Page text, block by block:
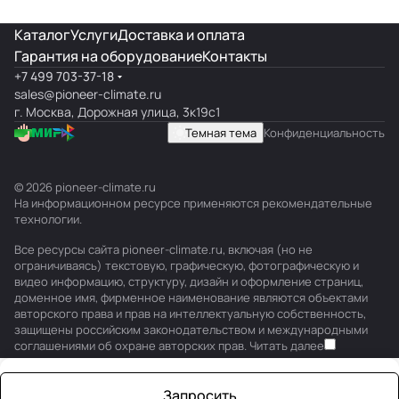
КаталогУслугиДоставка и оплата
Гарантия на оборудованиеКонтакты
+7 499 703-37-18
sales@pioneer-climate.ru
г. Москва, Дорожная улица, 3к19с1
Темная тема Конфиденциальность
© 2026 pioneer-climate.ru
На информационном ресурсе применяются рекомендательные
технологии.
Все ресурсы сайта pioneer-climate.ru, включая (но не
ограничиваясь) текстовую, графическую, фотографическую и
видео информацию, структуру, дизайн и оформление страниц,
доменное имя, фирменное наименование являются объектами
авторского права и прав на интеллектуальную собственность,
защищены российским законодательством и международными
соглашениями об охране авторских прав. Читать далее